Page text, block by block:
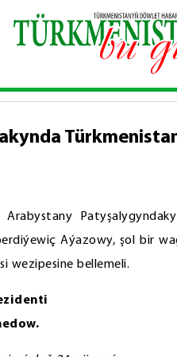
M.N.Aýazow hakynda
Arabystany
Aýazowy, şol bir
wezipesine bellemeli.
.